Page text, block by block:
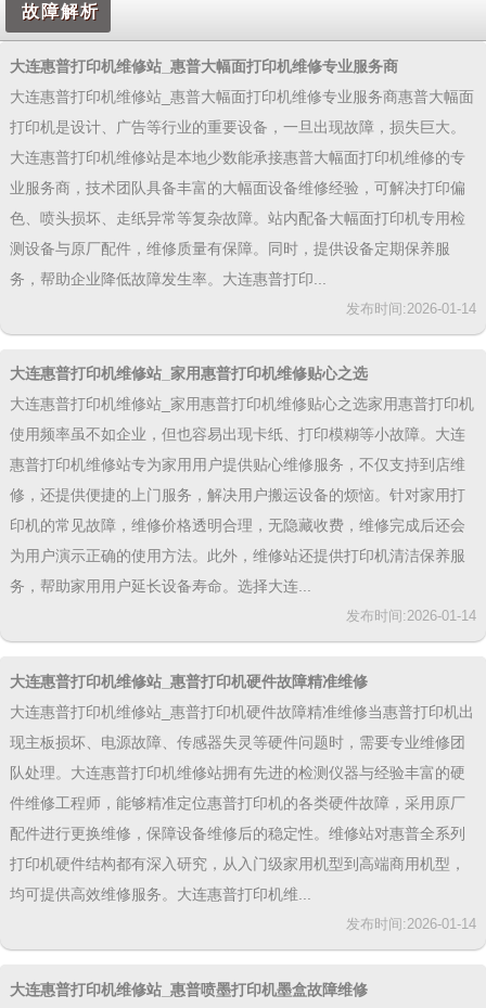
故障解析
大连惠普打印机维修站_惠普大幅面打印机维修专业服务商
大连惠普打印机维修站_惠普大幅面打印机维修专业服务商惠普大幅面
打印机是设计、广告等行业的重要设备，一旦出现故障，损失巨大。
大连惠普打印机维修站是本地少数能承接惠普大幅面打印机维修的专
业服务商，技术团队具备丰富的大幅面设备维修经验，可解决打印偏
色、喷头损坏、走纸异常等复杂故障。站内配备大幅面打印机专用检
测设备与原厂配件，维修质量有保障。同时，提供设备定期保养服
务，帮助企业降低故障发生率。大连惠普打印...
发布时间:2026-01-14
大连惠普打印机维修站_家用惠普打印机维修贴心之选
大连惠普打印机维修站_家用惠普打印机维修贴心之选家用惠普打印机
使用频率虽不如企业，但也容易出现卡纸、打印模糊等小故障。大连
惠普打印机维修站专为家用用户提供贴心维修服务，不仅支持到店维
修，还提供便捷的上门服务，解决用户搬运设备的烦恼。针对家用打
印机的常见故障，维修价格透明合理，无隐藏收费，维修完成后还会
为用户演示正确的使用方法。此外，维修站还提供打印机清洁保养服
务，帮助家用用户延长设备寿命。选择大连...
发布时间:2026-01-14
大连惠普打印机维修站_惠普打印机硬件故障精准维修
大连惠普打印机维修站_惠普打印机硬件故障精准维修当惠普打印机出
现主板损坏、电源故障、传感器失灵等硬件问题时，需要专业维修团
队处理。大连惠普打印机维修站拥有先进的检测仪器与经验丰富的硬
件维修工程师，能够精准定位惠普打印机的各类硬件故障，采用原厂
配件进行更换维修，保障设备维修后的稳定性。维修站对惠普全系列
打印机硬件结构都有深入研究，从入门级家用机型到高端商用机型，
均可提供高效维修服务。大连惠普打印机维...
发布时间:2026-01-14
大连惠普打印机维修站_惠普喷墨打印机墨盒故障维修